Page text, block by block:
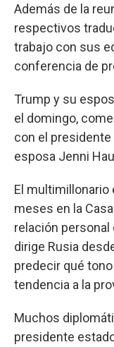
Además de la
respectivos
trabajo con sus
conferencia de
Trump y su
el domingo,
con el
esposa Jenni
El multimillonario
meses en la
relación personal
dirige Rusia
predecir qué
tendencia a la
Muchos
presidente